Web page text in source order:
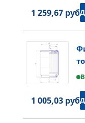
1 259,67 руб.
1 005,03 руб.